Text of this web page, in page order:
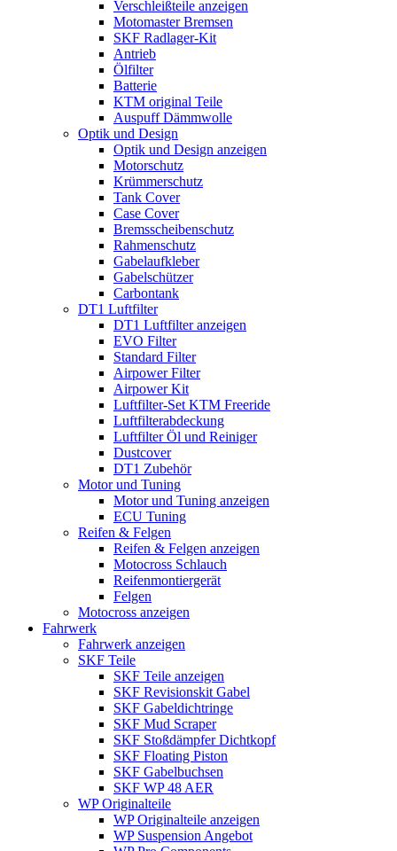
Verschleißteile anzeigen
Motomaster Bremsen
SKF Radlager-Kit
Antrieb
Ölfilter
Batterie
KTM original Teile
Auspuff Dämmwolle
Optik und Design
Optik und Design anzeigen
Motorschutz
Krümmerschutz
Tank Cover
Case Cover
Bremsscheibenschutz
Rahmenschutz
Gabelaufkleber
Gabelschützer
Carbontank
DT1 Luftfilter
DT1 Luftfilter anzeigen
EVO Filter
Standard Filter
Airpower Filter
Airpower Kit
Luftfilter-Set KTM Freeride
Luftfilterabdeckung
Luftfilter Öl und Reiniger
Dustcover
DT1 Zubehör
Motor und Tuning
Motor und Tuning anzeigen
ECU Tuning
Reifen & Felgen
Reifen & Felgen anzeigen
Motocross Schlauch
Reifenmontiergerät
Felgen
Motocross anzeigen
Fahrwerk
Fahrwerk anzeigen
SKF Teile
SKF Teile anzeigen
SKF Revisionskit Gabel
SKF Gabeldichtringe
SKF Mud Scraper
SKF Stoßdämpfer Dichtkopf
SKF Floating Piston
SKF Gabelbuchsen
SKF WP 48 AER
WP Originalteile
WP Originalteile anzeigen
WP Suspension Angebot